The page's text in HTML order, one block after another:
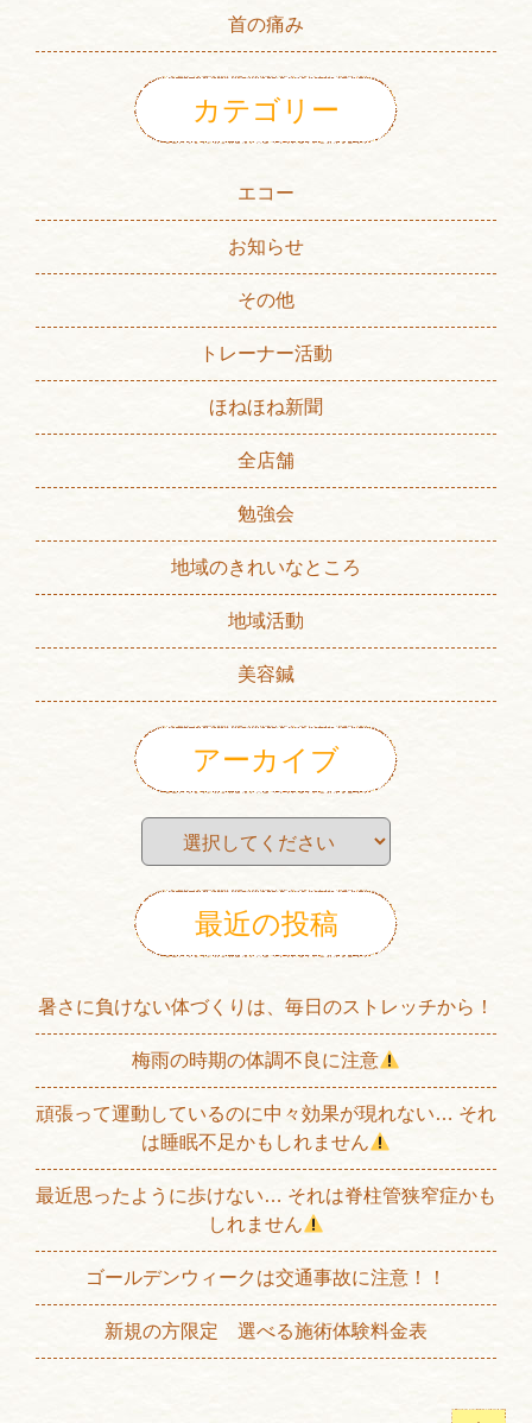
首の痛み
カテゴリー
エコー
お知らせ
その他
トレーナー活動
ほねほね新聞
全店舗
勉強会
地域のきれいなところ
地域活動
美容鍼
アーカイブ
最近の投稿
暑さに負けない体づくりは、毎日のストレッチから！
梅雨の時期の体調不良に注意
頑張って運動しているのに中々効果が現れない… それ
は睡眠不足かもしれません
最近思ったように歩けない… それは脊柱管狭窄症かも
しれません
ゴールデンウィークは交通事故に注意！！
新規の方限定 選べる施術体験料金表